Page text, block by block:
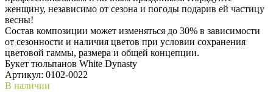
женщину, независимо от сезона и погоды подарив ей частицу
весны!
Состав композиции может изменяться до 30% в зависимости
от сезонности и наличия цветов при условии сохранения
цветовой гаммы, размера и общей концепции.
Букет тюльпанов White Dynasty
Артикул: 0102-0022
В наличии